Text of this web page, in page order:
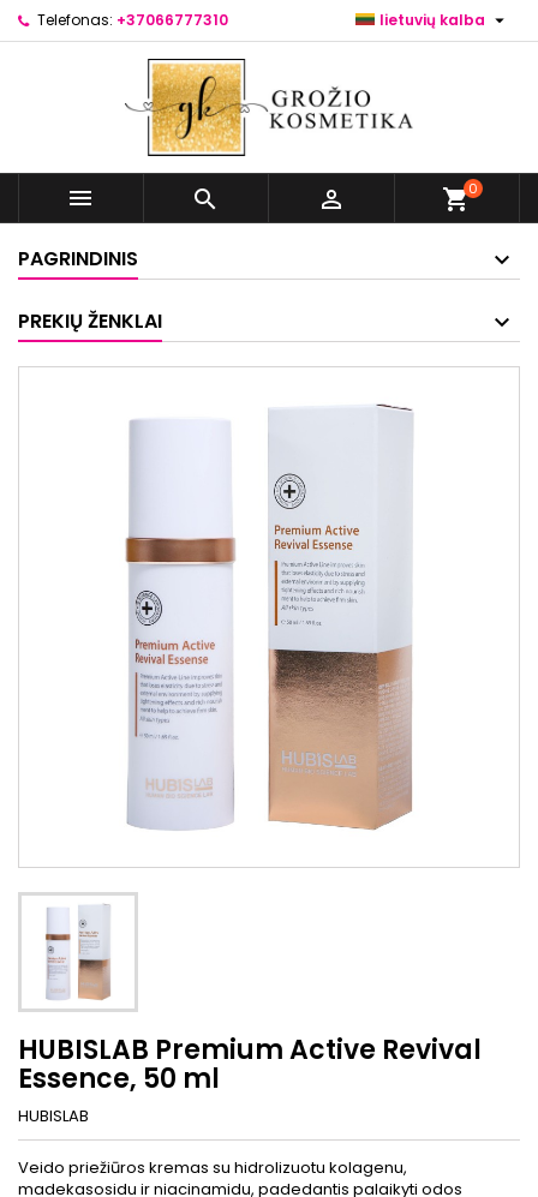
Telefonas: +37066777310 lietuvių kalba 
   shopping_cart0
PAGRINDINIS
PREKIŲ ŽENKLAI
HUBISLAB Premium Active Revival
Essence, 50 ml
HUBISLAB
Veido priežiūros kremas su hidrolizuotu kolagenu,
madekasosidu ir niacinamidu, padedantis palaikyti odos